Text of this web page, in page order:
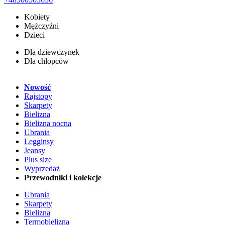
Kobiety
Mężczyźni
Dzieci
Dla dziewczynek
Dla chłopców
Nowość
Rajstopy
Skarpety
Bielizna
Bielizna nocna
Ubrania
Legginsy
Jeansy
Plus size
Wyprzedaż
Przewodniki i kolekcje
Ubrania
Skarpety
Bielizna
Termobielizna